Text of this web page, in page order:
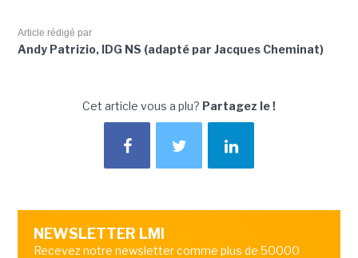
Article rédigé par
Andy Patrizio, IDG NS (adapté par Jacques Cheminat)
Cet article vous a plu? Partagez le !
NEWSLETTER LMI
Recevez notre newsletter comme plus de 50000